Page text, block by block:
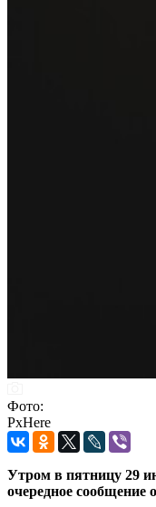
Фото:
PxHere
Утром в пятницу 29
очередное сообщение